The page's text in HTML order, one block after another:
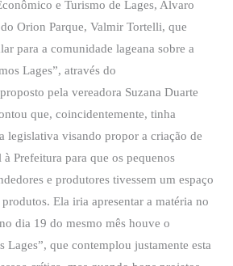
e Turismo de Lages, Alvaro
Orion Parque, Valmir Tortelli, que
para a comunidade lageana sobre a
Lages”, através do
pela vereadora Suzana Duarte
que, coincidentemente, tinha
legislativa visando propor a criação de
Prefeitura para que os pequenos
e produtores tivessem um espaço
Ela iria apresentar a matéria no
dia 19 do mesmo mês houve o
Lages”, que contemplou justamente esta